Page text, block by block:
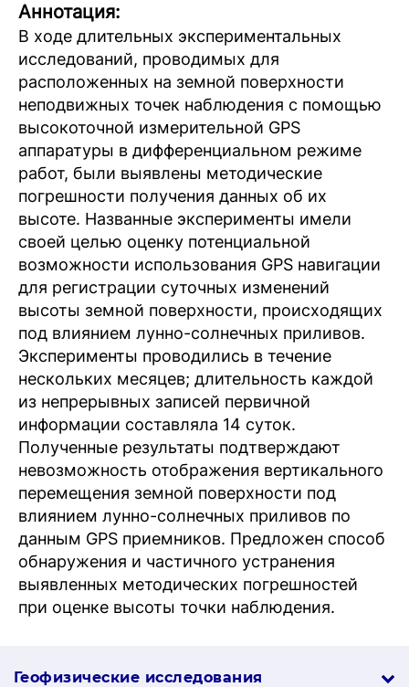
Аннотация:
В ходе длительных экспериментальных
исследований, проводимых для
расположенных на земной поверхности
неподвижных точек наблюдения с помощью
высокоточной измерительной GPS
аппаратуры в дифференциальном режиме
работ, были выявлены методические
погрешности получения данных об их
высоте. Названные эксперименты имели
своей целью оценку потенциальной
возможности использования GPS навигации
для регистрации суточных изменений
высоты земной поверхности, происходящих
под влиянием лунно-солнечных приливов.
Эксперименты проводились в течение
нескольких месяцев; длительность каждой
из непрерывных записей первичной
информации составляла 14 суток.
Полученные результаты подтверждают
невозможность отображения вертикального
перемещения земной поверхности под
влиянием лунно-солнечных приливов по
данным GPS приемников. Предложен способ
обнаружения и частичного устранения
выявленных методических погрешностей
при оценке высоты точки наблюдения.
Геофизические ис­сле­дова­ния